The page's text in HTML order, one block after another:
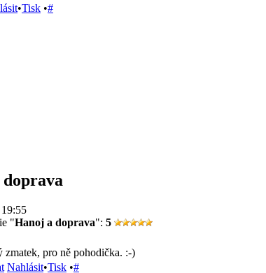
•Tisk •#
"Hanoj a doprava": 5
zmatek, pro ně pohodička. :-)
Nahlásit•Tisk •#